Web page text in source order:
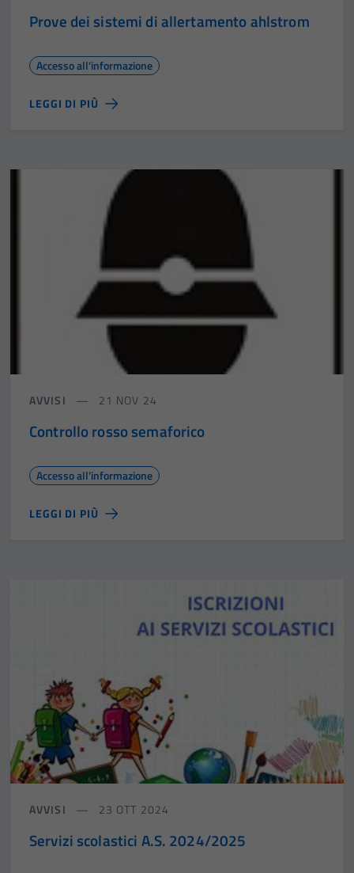
Prove dei sistemi di allertamento ahlstrom
Accesso all'informazione
LEGGI DI PIÙ
AVVISI 21 NOV 24
Controllo rosso semaforico
Accesso all'informazione
LEGGI DI PIÙ
AVVISI 23 OTT 2024
Servizi scolastici A.S. 2024/2025